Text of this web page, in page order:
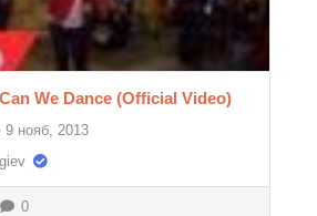
We Dance (Official Video)
9 нояб, 2013
0